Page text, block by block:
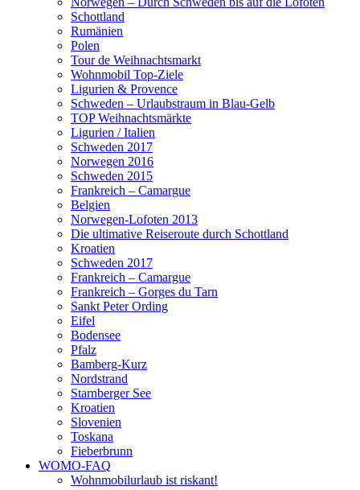
Schottland
Rumänien
Polen
Tour de Weihnachtsmarkt
Wohnmobil Top-Ziele
Ligurien & Provence
Schweden – Urlaubstraum in Blau-Gelb
TOP Weihnachtsmärkte
Ligurien / Italien
Schweden 2017
Norwegen 2016
Schweden 2015
Frankreich – Camargue
Belgien
Norwegen-Lofoten 2013
Die ultimative Reiseroute durch Schottland
Kroatien
Schweden 2017
Frankreich – Camargue
Frankreich – Gorges du Tarn
Sankt Peter Ording
Eifel
Bodensee
Pfalz
Bamberg-Kurz
Nordstrand
Starnberger See
Kroatien
Slovenien
Toskana
Fieberbrunn
WOMO-FAQ
Wohnmobilurlaub ist riskant!